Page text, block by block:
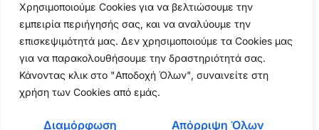
Χρησιμοποιούμε Cookies για να βελτιώσουμε την
εμπειρία περιήγησής σας, και να αναλύουμε την
επισκεψιμότητά μας. Δεν χρησιμοποιούμε τα Cookies μας
για να παρακολουθήσουμε την δραστηριότητά σας.
Κάνοντας κλικ στο "Αποδοχή Όλων", συναινείτε στη
χρήση των Cookies από εμάς.
Διαμόρφωση Απόρριψη Όλων